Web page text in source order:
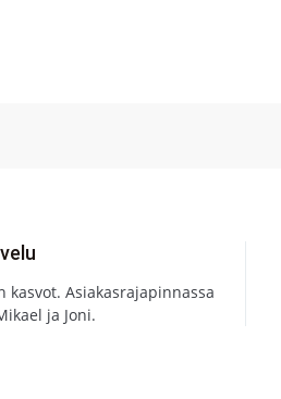
Asiakasrajapinnassa
ja Joni.